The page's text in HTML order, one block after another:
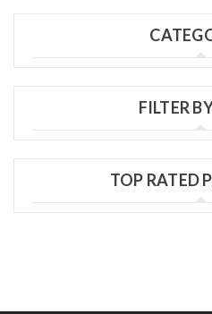
FILTER
TOP RATED